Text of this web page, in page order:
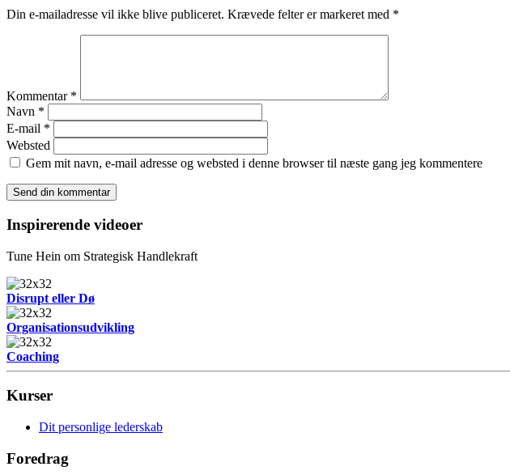
Din e-mailadresse vil ikke blive publiceret. Krævede felter er markeret med *
Kommentar *
Navn *
E-mail *
Websted
Gem mit navn, e-mail adresse og websted i denne browser til næste gang jeg kommentere
Inspirerende videoer
Tune Hein om Strategisk Handlekraft
Disrupt eller Dø
Organisationsudvikling
Coaching
Kurser
Dit personlige lederskab
Foredrag